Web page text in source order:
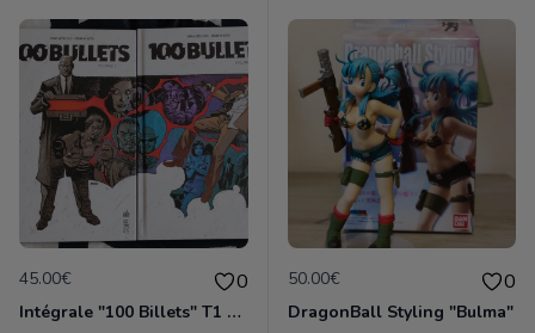
45.00€ 0
Intégrale "100 Billets" T1 et T2
50.00€ 0
DragonBall Styling "Bulma"